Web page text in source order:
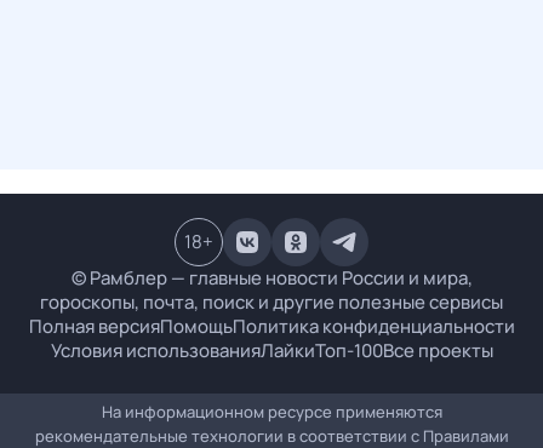
© Рамблер — главные новости России и мира,
гороскопы, почта, поиск и другие полезные сервисы
Полная версияПомощьПолитика конфиденциальности
Условия использованияЛайкиТоп-100Все проекты
18+
На информационном ресурсе применяются
рекомендательные технологии в соответствии с Правилами